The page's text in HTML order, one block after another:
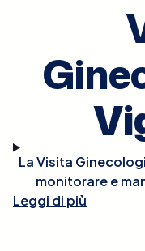
La Visita
monitorare e
femminile. Durante
Leggi di più